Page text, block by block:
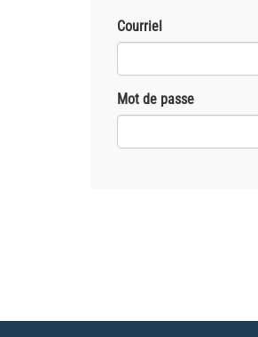
Courriel
Mot de passe